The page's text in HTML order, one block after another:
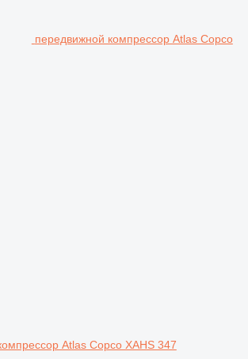
передвижной компрессор Atlas Copco
Atlas Copco XAHS 347